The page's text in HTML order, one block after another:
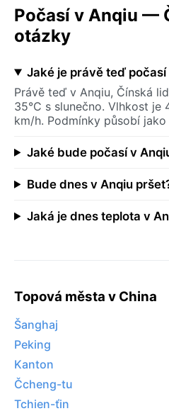
Počasí v Anqiu —
otázky
Jaké je právě teď počasí
Právě teď v Anqiu, Čínská
35°C s slunečno. Vlhkost je
km/h. Podmínky působí jako
Jaké bude počasí v
Bude dnes v Anqiu
Jaká je dnes teplota v
Topová města v China
Šanghaj
Peking
Kanton
Čcheng-tu
Tchien-ťin